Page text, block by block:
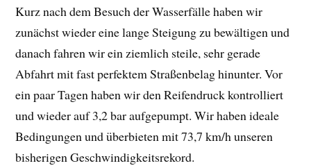
Kurz nach dem Besuch der Wasserfälle haben wir
zunächst wieder eine lange Steigung zu bewältigen und
danach fahren wir ein ziemlich steile, sehr gerade
Abfahrt mit fast perfektem Straßenbelag hinunter. Vor
ein paar Tagen haben wir den Reifendruck kontrolliert
und wieder auf 3,2 bar aufgepumpt. Wir haben ideale
Bedingungen und überbieten mit 73,7 km/h unseren
bisherigen Geschwindigkeitsrekord.